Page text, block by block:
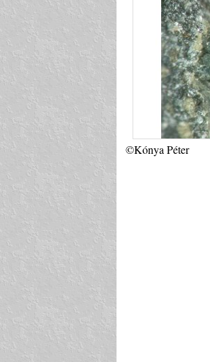
©Kónya Péter